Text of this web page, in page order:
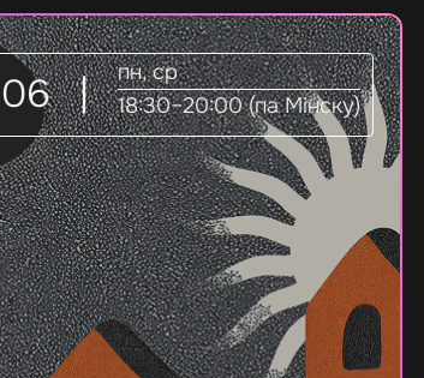
|
пн, ср
18:30–20:00 (па Мінску)